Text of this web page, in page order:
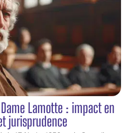
Lamotte : impact en
jurisprudence